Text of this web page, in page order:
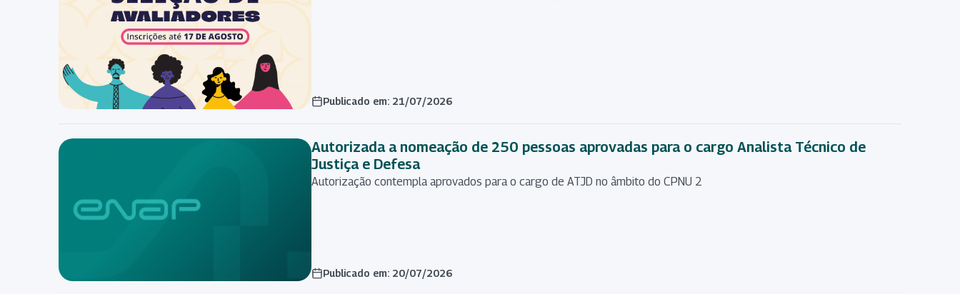
Publicado em: 21/07/2026
Autorizada a nomeação de 250 pessoas aprovadas para o cargo Analista Técnico de
Justiça e Defesa
Autorização contempla aprovados para o cargo de ATJD no âmbito do CPNU 2
Publicado em: 20/07/2026